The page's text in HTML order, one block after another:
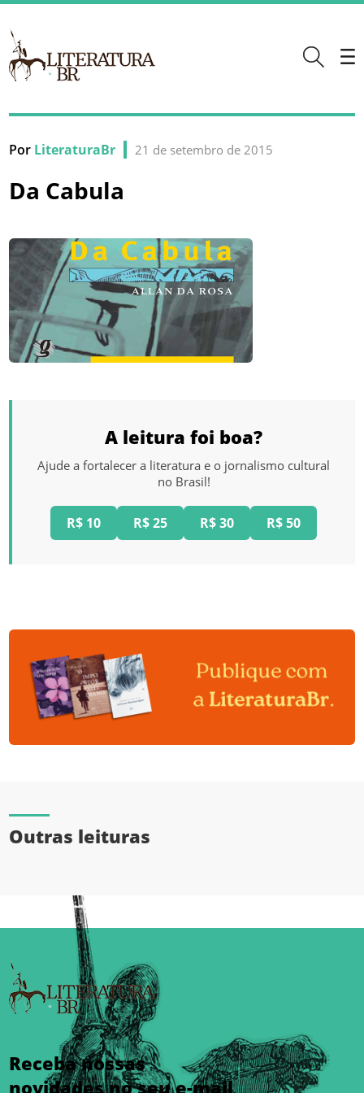
Por LiteraturaBr 21 de setembro de 2015
Da Cabula
A leitura foi boa?
Ajude a fortalecer a literatura e o jornalismo cultural
no Brasil!
R$ 10 R$ 25 R$ 30 R$ 50
Outras leituras
Receba nossas
novidades no seu e-mail